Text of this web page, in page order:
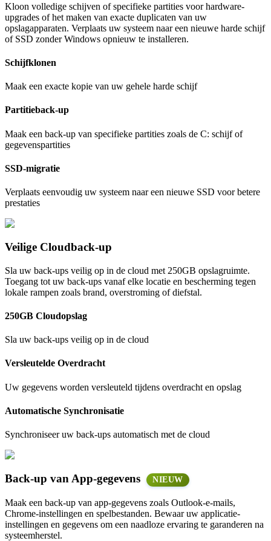
Kloon volledige schijven of specifieke partities voor hardware-
upgrades of het maken van exacte duplicaten van uw
opslagapparaten. Verplaats uw systeem naar een nieuwe harde schijf
of SSD zonder Windows opnieuw te installeren.
Schijfklonen
Maak een exacte kopie van uw gehele harde schijf
Partitieback-up
Maak een back-up van specifieke partities zoals de C: schijf of
gegevenspartities
SSD-migratie
Verplaats eenvoudig uw systeem naar een nieuwe SSD voor betere
prestaties
Veilige Cloudback-up
Sla uw back-ups veilig op in de cloud met 250GB opslagruimte.
Toegang tot uw back-ups vanaf elke locatie en bescherming tegen
lokale rampen zoals brand, overstroming of diefstal.
250GB Cloudopslag
Sla uw back-ups veilig op in de cloud
Versleutelde Overdracht
Uw gegevens worden versleuteld tijdens overdracht en opslag
Automatische Synchronisatie
Synchroniseer uw back-ups automatisch met de cloud
Back-up van App-gegevens NIEUW
Maak een back-up van app-gegevens zoals Outlook-e-mails,
Chrome-instellingen en spelbestanden. Bewaar uw applicatie-
instellingen en gegevens om een naadloze ervaring te garanderen na
systeemherstel.